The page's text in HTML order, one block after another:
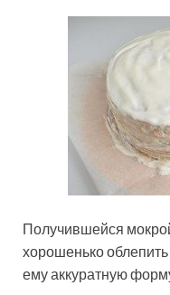
Получившейся
хорошенько облепить
ему аккуратную